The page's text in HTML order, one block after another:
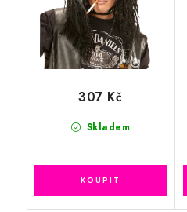
Skladem
307 Kč